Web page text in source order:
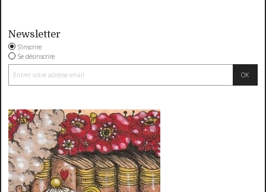
Newsletter
S'inscrire
Se désinscrire